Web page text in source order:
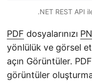
.NET REST API
PDF dosyalarınızı
yönlülük ve görsel
açın Görüntüler.
görüntüler